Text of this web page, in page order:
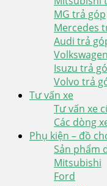
MG trả góp
Mercedes
Audi trả
Isuzu trả
Volvo trả
Tư vấn xe
Tư vấn xe
Các dòng
Phụ kiện – đồ
Sản phẩm
Mitsubishi
Ford